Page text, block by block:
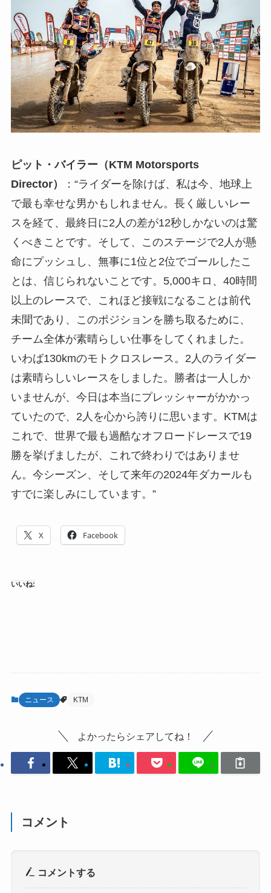
ピット・バイラー（KTM Motorsports
Director）
：“ライダーを除けば、私は今、地球上
で最も幸せな男かもしれません。長く厳しいレー
スを経て、最終日に2人の差が12秒しかないのは驚
くべきことです。そして、このステージで2人が懸
命にプッシュし、無事に1位と2位でゴールしたこ
とは、信じられないことです。5,000キロ、40時間
以上のレースで、これほど接戦になることは前代
未聞であり、このポジションを勝ち取るために、
チーム全体が素晴らしい仕事をしてくれました。
いわば130kmのモトクロスレース。2人のライダー
は素晴らしいレースをしました。勝者は一人しか
いませんが、今日は本当にプレッシャーがかかっ
ていたので、2人を心から誇りに思います。KTMは
これで、世界で最も過酷なオフロードレースで19
勝を挙げましたが、これで終わりではありませ
ん。今シーズン、そして来年の2024年ダカールも
すでに楽しみにしています。”
X Facebook
いいね:
ニュース KTM
よかったらシェアしてね！
コメント
コメントする